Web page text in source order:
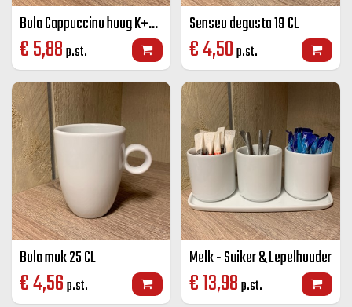
Bola Cappuccino hoog K+S 25 CL
€5,88p.st.
Senseo degusta 19 CL
€4,50p.st.
Bola mok 25 CL
€4,56p.st.
Melk - Suiker & Lepelhouder
€13,98p.st.